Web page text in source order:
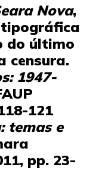
Nova,
tipográfica
do último
censura.
1947-
121
temas e
pp. 23-